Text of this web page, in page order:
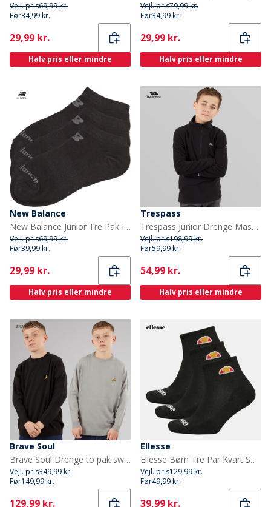
Vejl. pris69,99 kr.
Før34,99 kr.
Current
29,99 kr.
Halv pris eller mindre
Vejl. pris79,99 kr.
Før34,99 kr.
Current
29,99 kr.
Halv pris eller mindre
New Balance
New Balance Junior Tre Pak Ingen Synlige Sokker Sort
Vejl. pris69,99 kr.
Før39,99 kr.
Current
29,99 kr.
Halv pris eller mindre
Trespass
Trespass Junior Drenge Masonville 1/2 Lynlås Mikro Fleece Sort
Vejl. pris198,99 kr.
Før59,99 kr.
Current
54,99 kr.
Halv pris eller mindre
Brave Soul
Brave Soul Drenge to pak sweatre sort/sølvgrå melange
Vejl. pris349,99 kr.
Før149,99 kr.
Current
129,99 kr.
Ellesse
Ellesse Børn Tre Par Kvart Sokker Sort
Vejl. pris129,99 kr.
Før49,99 kr.
Current
39,99 kr.